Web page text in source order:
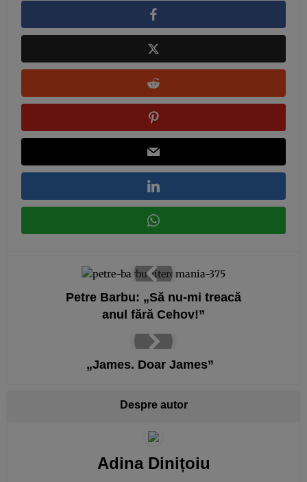
Petre Barbu: „Să nu-mi treacă
anul fără Cehov!”
„James. Doar James”
Despre autor
Adina Dinițoiu